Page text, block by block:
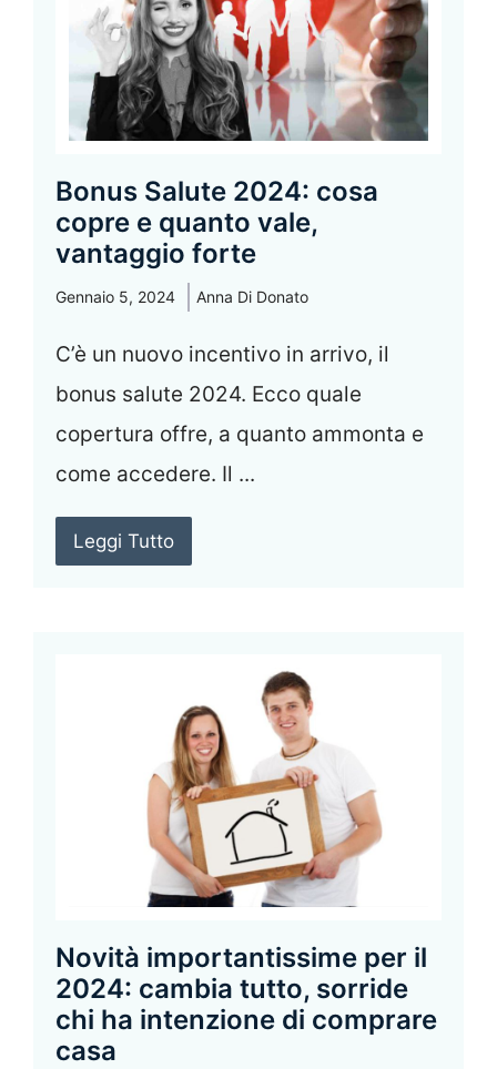
Bonus Salute 2024: cosa
copre e quanto vale,
vantaggio forte
Gennaio 5, 2024 Anna Di Donato
C’è un nuovo incentivo in arrivo, il
bonus salute 2024. Ecco quale
copertura offre, a quanto ammonta e
come accedere. Il ...
Leggi Tutto
Novità importantissime per il
2024: cambia tutto, sorride
chi ha intenzione di comprare
casa